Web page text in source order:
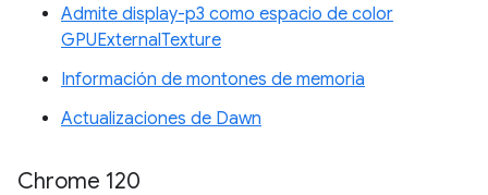
Admite display-p3 como espacio de color
GPUExternalTexture
Información de montones de memoria
Actualizaciones de Dawn
Chrome 120